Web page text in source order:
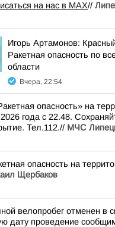
на нас в МАХ//
Игорь Артамонов:
Ракетная опасность по
области
Вчера, 22:54
опасность» на
года с 22.48.
Тел.112.// МЧС
опасность на
Щербаков
велопробег отменен в
дату проведение